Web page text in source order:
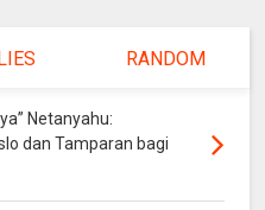
RANDOM
Netanyahu:
dan Tamparan bagi